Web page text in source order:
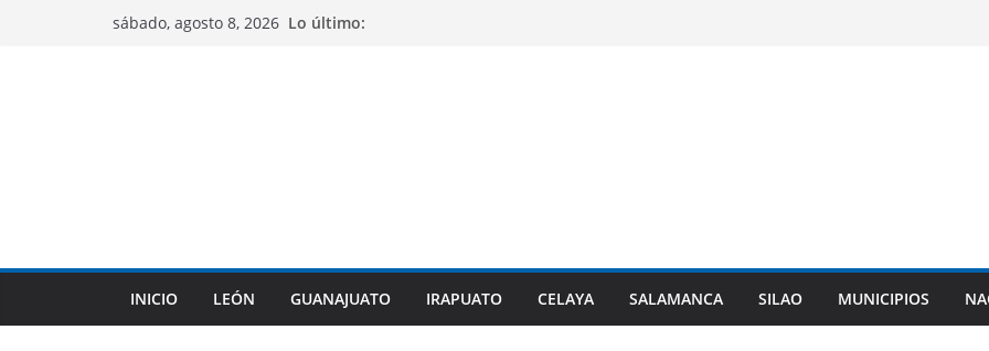
sábado, agosto 8, 2026 Lo último:
INICIO LEÓN GUANAJUATO IRAPUATO CELAYA SALAMANCA SILAO MUNICIPIOS